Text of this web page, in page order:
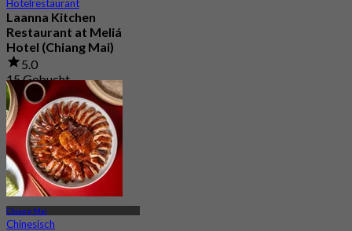
Hotelrestaurant
Laanna Kitchen
Restaurant at Meliá
Hotel (Chiang Mai)
5.0
15 Gebucht
Aus
฿ 799
Chiang Mai
Chinesisch